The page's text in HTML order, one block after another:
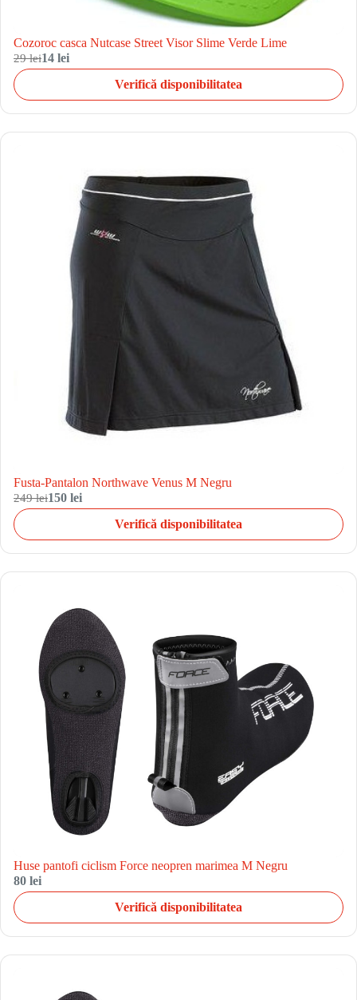
Cozoroc casca Nutcase Street Visor Slime Verde Lime
29 lei14 lei
Verifică disponibilitatea
Fusta-Pantalon Northwave Venus M Negru
249 lei150 lei
Verifică disponibilitatea
Huse pantofi ciclism Force neopren marimea M Negru
80 lei
Verifică disponibilitatea